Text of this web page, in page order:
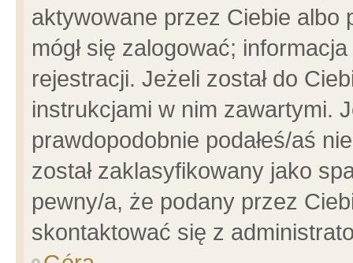
aktywowane przez Ciebie albo
mógł się zalogować;
rejestracji. Jeżeli został do
instrukcjami w nim zawartymi.
prawdopodobnie podałeś/aś
został zaklasyfikowany jako
pewny/a, że podany przez
skontaktować się z